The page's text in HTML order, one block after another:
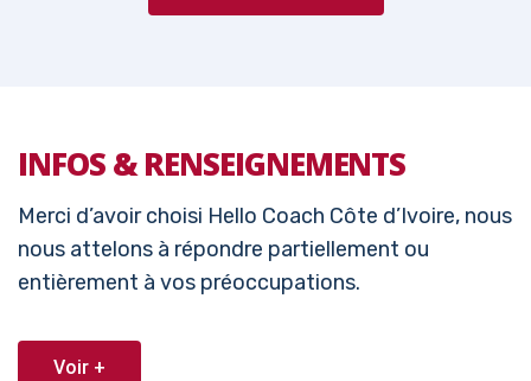
INFOS & RENSEIGNEMENTS
Merci d’avoir choisi Hello Coach Côte d’Ivoire, nous
nous attelons à répondre partiellement ou
entièrement à vos préoccupations.
Voir +